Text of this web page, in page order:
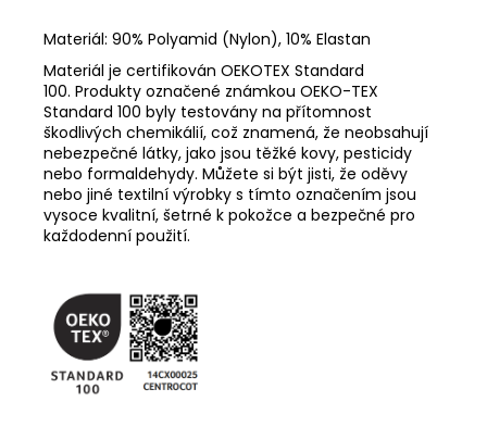
Materiál: 90% Polyamid (Nylon), 10% Elastan
Materiál je certifikován OEKOTEX Standard
100. Produkty označené známkou OEKO-TEX
Standard 100 byly testovány na přítomnost
škodlivých chemikálií, což znamená, že neobsahují
nebezpečné látky, jako jsou těžké kovy, pesticidy
nebo formaldehydy. Můžete si být jisti, že oděvy
nebo jiné textilní výrobky s tímto označením jsou
vysoce kvalitní, šetrné k pokožce a bezpečné pro
každodenní použití.